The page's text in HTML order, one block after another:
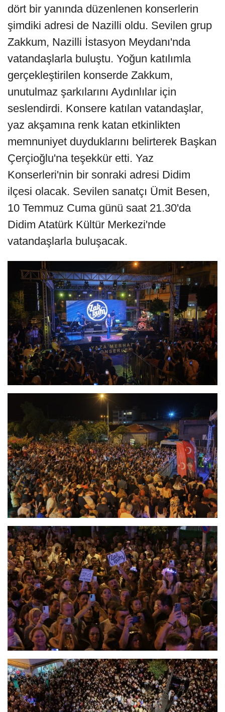
dört bir yanında düzenlenen konserlerin
şimdiki adresi de Nazilli oldu. Sevilen grup
Zakkum, Nazilli İstasyon Meydanı'nda
vatandaşlarla buluştu. Yoğun katılımla
gerçekleştirilen konserde Zakkum,
unutulmaz şarkılarını Aydınlılar için
seslendirdi. Konsere katılan vatandaşlar,
yaz akşamına renk katan etkinlikten
memnuniyet duyduklarını belirterek Başkan
Çerçioğlu'na teşekkür etti. Yaz
Konserleri'nin bir sonraki adresi Didim
ilçesi olacak. Sevilen sanatçı Ümit Besen,
10 Temmuz Cuma günü saat 21.30'da
Didim Atatürk Kültür Merkezi'nde
vatandaşlarla buluşacak.